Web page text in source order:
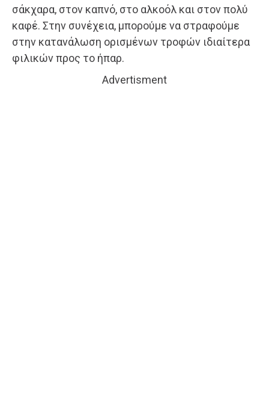
σάκχαρα, στον καπνό, στο αλκοόλ και στον πολύ
καφέ. Στην συνέχεια, μπορούμε να στραφούμε
στην κατανάλωση ορισμένων τροφών ιδιαίτερα
φιλικών προς το ήπαρ.
Advertisment